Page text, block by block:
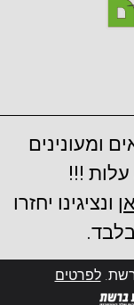
ומעונינים
!!!
ונציגינו יחזרו
לפרטים